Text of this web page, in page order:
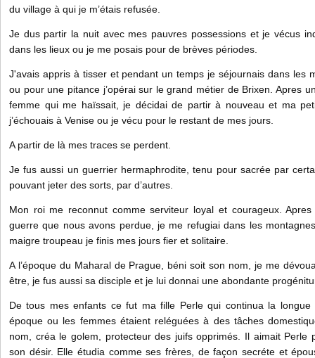
du village à qui je m’étais refusée.
Je dus partir la nuit avec mes pauvres possessions et je vécus
dans les lieux ou je me posais pour de brèves périodes.
J'avais appris à tisser et pendant un temps je séjournais dans les
ou pour une pitance j’opérai sur le grand métier de Brixen. Apres
femme qui me haïssait, je décidai de partir à nouveau et ma
j’échouais à Venise ou je vécu pour le restant de mes jours.
A partir de là mes traces se perdent.
Je fus aussi un guerrier hermaphrodite, tenu pour sacrée par
pouvant jeter des sorts, par d’autres.
Mon roi me reconnut comme serviteur loyal et courageux.
guerre que nous avons perdue, je me refugiai dans les
maigre troupeau je finis mes jours fier et solitaire.
A l’époque du Maharal de Prague, béni soit son nom, je me
être, je fus aussi sa disciple et je lui donnai une abondante
De tous mes enfants ce fut ma fille Perle qui continua la
époque ou les femmes étaient reléguées à des tâches
nom, créa le golem, protecteur des juifs opprimés. Il aimait Perle
son désir. Elle étudia comme ses frères, de façon secréte et